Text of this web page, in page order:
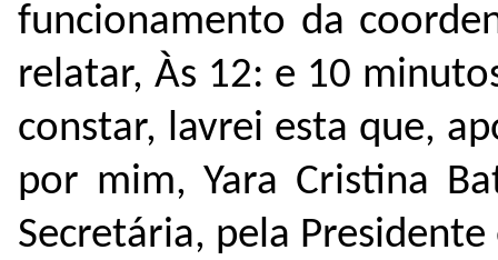
funcionamento da
relatar, Às 12: e 10
constar, lavrei esta que,
por mim, Yara Cristina
Secretária, pela